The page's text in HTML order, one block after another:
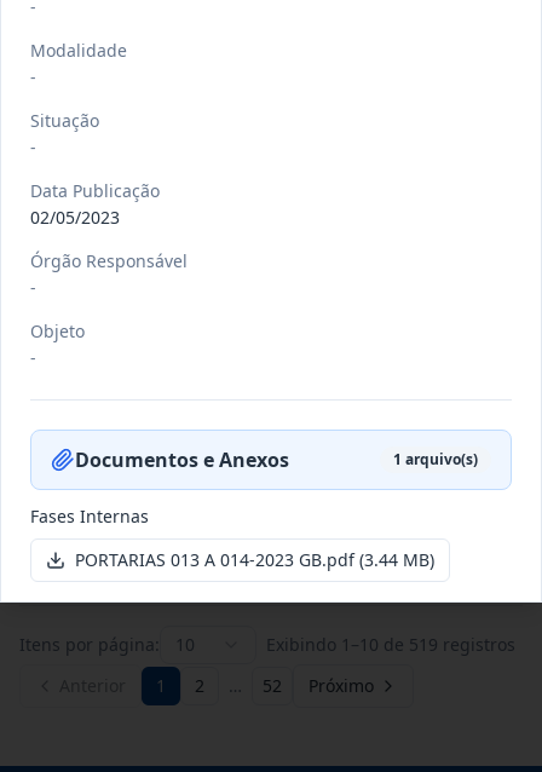
-
-/- PORT nº 032 GB/2026
Data:20/07/2026 Ver detalhes
Itens por página: 10 Exibindo 1 –10 de 519 registros
1 2 … 52 Próximo
-
Modalidade
-
Situação
-
Data Publicação
02/05/2023
Órgão Responsável
-
Objeto
-
Documentos e Anexos 1 arquivo(s)
Fases Internas
PORTARIAS 013 A 014-2023 GB.pdf(3.44 MB)